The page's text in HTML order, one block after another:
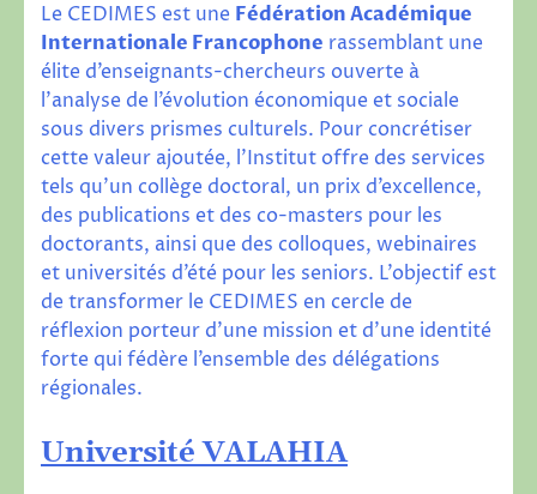
Le CEDIMES est une Fédération Académique
Internationale Francophone rassemblant une
élite d’enseignants-chercheurs ouverte à
l’analyse de l’évolution économique et sociale
sous divers prismes culturels. Pour concrétiser
cette valeur ajoutée, l’Institut offre des services
tels qu’un collège doctoral, un prix d’excellence,
des publications et des co-masters pour les
doctorants, ainsi que des colloques, webinaires
et universités d’été pour les seniors. L’objectif est
de transformer le CEDIMES en cercle de
réflexion porteur d’une mission et d’une identité
forte qui fédère l’ensemble des délégations
régionales.
Université VALAHIA